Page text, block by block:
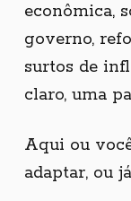
econômica,
governo,
surtos de
claro, uma
Aqui ou
adaptar, ou